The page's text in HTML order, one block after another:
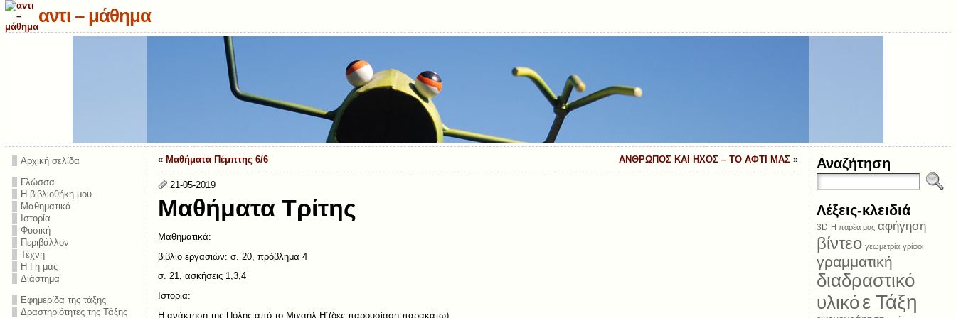
αντι – μάθημα
Αρχική σελίδα
Γλώσσα
Η βιβλιοθήκη μου
Μαθηματικά
Ιστορία
Φυσική
Περιβάλλον
Τέχνη
Η Γη μας
Διάστημα
Εφημερίδα της τάξης
Δραστηριότητες της Τάξης
« Μαθήματα Πέμπτης 6/6 ΑΝΘΡΩΠΟΣ ΚΑΙ ΗΧΟΣ – ΤΟ ΑΦΤΙ ΜΑΣ»
21-05-2019
Μαθήματα Τρίτης
Μαθηματικά:
βιβλίο εργασιών: σ. 20, πρόβλημα 4
σ. 21, ασκήσεις 1,3,4
Ιστορία:
Η ανάκτηση της Πόλης από το Μιχαήλ Η΄(δες παρουσίαση παρακάτω)
Αναζήτηση
Λέξεις-κλειδιά
3D Η παρέα μας αφήγηση
βίντεο γεωμετρία γρίφοι
γραμματική
διαδραστικό
υλικόε Τάξη